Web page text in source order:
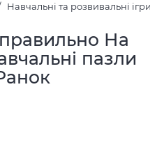
Навчальні та розвивальні ігри
На
пазли